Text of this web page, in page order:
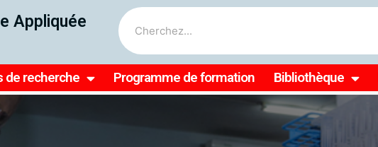
Appliquée
de recherche Programme de formation Bibliothèque